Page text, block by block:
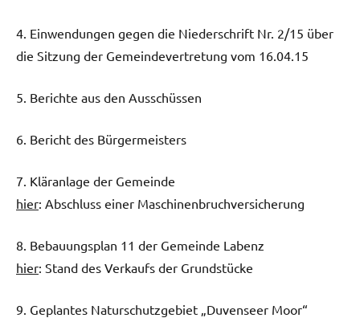
4. Einwendungen gegen die Niederschrift Nr. 2/15 über
die Sitzung der Gemeindevertretung vom 16.04.15
5. Berichte aus den Ausschüssen
6. Bericht des Bürgermeisters
7. Kläranlage der Gemeinde
hier: Abschluss einer Maschinenbruchversicherung
8. Bebauungsplan 11 der Gemeinde Labenz
hier: Stand des Verkaufs der Grundstücke
9. Geplantes Naturschutzgebiet „Duvenseer Moor“